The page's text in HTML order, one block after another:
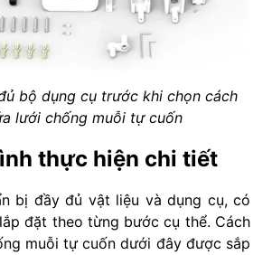
bộ dụng cụ trước khi chọn cách
lưới chống muỗi tự cuốn
thực hiện chi tiết
bị đầy đủ vật liệu và dụng cụ, có
đặt theo từng bước cụ thể. Cách
muỗi tự cuốn dưới đây được sắp